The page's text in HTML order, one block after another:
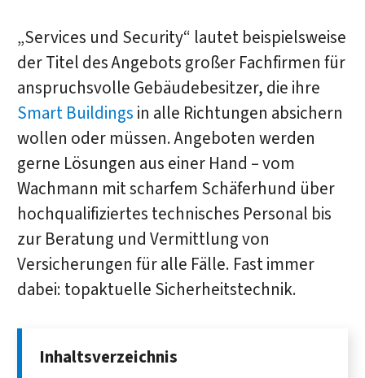
„Services und Security“ lautet beispielsweise
der Titel des Angebots großer Fachfirmen für
anspruchsvolle Gebäudebesitzer, die ihre
Smart Buildings in alle Richtungen absichern
wollen oder müssen. Angeboten werden
gerne Lösungen aus einer Hand – vom
Wachmann mit scharfem Schäferhund über
hochqualifiziertes technisches Personal bis
zur Beratung und Vermittlung von
Versicherungen für alle Fälle. Fast immer
dabei: topaktuelle Sicherheitstechnik.
Inhaltsverzeichnis